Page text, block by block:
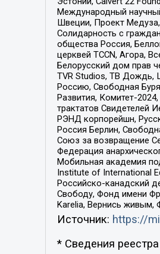
Международный
Швеции, Проект
Солидарность с
общества Россия,
церквей TCCN, Агора,
Белорусский дом прав
TVR Studios, ТВ Дождь,
Россию, Свободная
Развития, Комитет-
трактатов Свидетелей
РЭНД корпорейшн,
Россия Берлин,
Союз за возвращение
Федерация
Мобильная академия
Institute of International
Российско-канадский
Свободу, Фонд имени
Karelia, Вернись живым,
Источник: https://
* Сведения